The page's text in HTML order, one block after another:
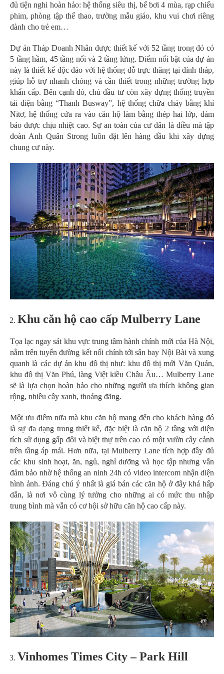
đủ tiện nghi hoàn hảo: hệ thống siêu thị, bể bơi 4 mùa, rạp chiếu
phim, phòng tập thể thao, trường mẫu giáo, khu vui chơi riêng
dành cho trẻ em…
Dự án Tháp Doanh Nhân được thiết kế với 52 tầng trong đó có
5 tầng hầm, 45 tầng nổi và 2 tầng lửng. Điểm nổi bật của dự án
này là thiết kế độc đáo với hệ thống đỗ trực thăng tại đỉnh tháp,
giúp hỗ trợ nhanh chóng và cần thiết trong những trường hợp
khẩn cấp. Bên cạnh đó, chủ đầu tư còn xây dựng thống truyền
tải điện bằng “Thanh Busway”, hệ thống chữa cháy bằng khí
Nitơ, hệ thống cửa ra vào căn hộ làm bằng thép hai lớp, đảm
bảo được chịu nhiệt cao. Sự an toàn của cư dân là điều mà tập
đoàn Anh Quân Strong luôn đặt lên hàng đầu khi xây dựng
chung cư này.
Khu căn hộ cao cấp Mulberry Lane
Tọa lạc ngay sát khu vực trung tâm hành chính mới của Hà Nội,
nằm trên tuyến đường kết nối chính tới sân bay Nội Bài và xung
quanh là các dự án khu đô thị như: khu đô thị mới Văn Quán,
khu đô thị Văn Phú, làng Việt kiều Châu Âu… Mulberry Lane
sẽ là lựa chọn hoàn hảo cho những người ưa thích không gian
rộng, nhiều cây xanh, thoáng đãng.
Một ưu điểm nữa mà khu căn hộ mang đến cho khách hàng đó
là sự đa dạng trong thiết kế, đặc biệt là căn hộ 2 tầng với diện
tích sử dụng gấp đôi và biệt thự trên cao có một vườn cây cảnh
trên tầng áp mái. Hơn nữa, tại Mulberry Lane tích hợp đầy đủ
các khu sinh hoạt, ăn, ngủ, nghỉ dưỡng và học tập nhưng vẫn
đảm bảo nhờ hệ thống an ninh 24h có video intercom nhận diện
hình ảnh. Đáng chú ý nhất là giá bán các căn hộ ở đây khá hấp
dẫn, là nơi vô cùng lý tưởng cho những ai có mức thu nhập
trung bình mà vẫn có cơ hội sở hữu căn hộ cao cấp này.
Vinhomes Times City – Park Hill